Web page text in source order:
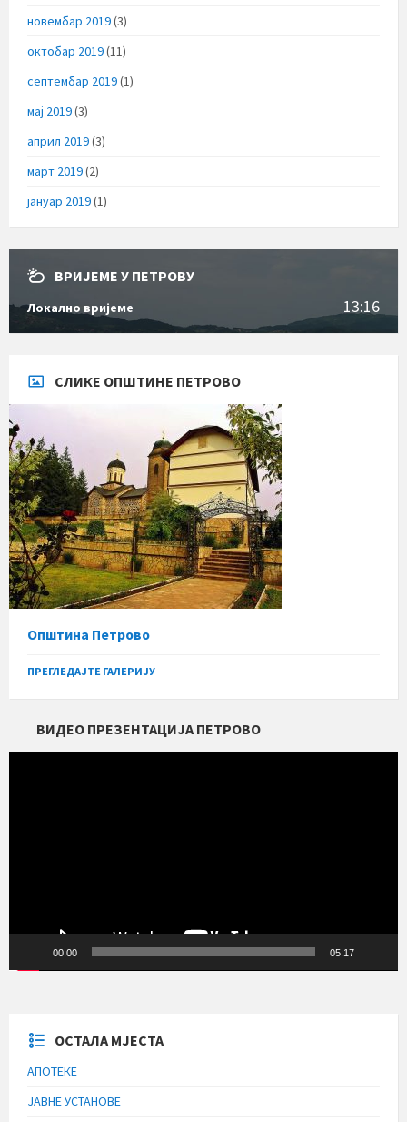
новембар 2019(3)
октобар 2019(11)
септембар 2019(1)
мај 2019(3)
април 2019(3)
март 2019(2)
јануар 2019(1)
ВРИЈЕМЕ У ПЕТРОВУ
Локално вријеме 13:16
СЛИКЕ ОПШТИНЕ ПЕТРОВО
Општина Петрово
ПРЕГЛЕДАЈТЕ ГАЛЕРИЈУ
ВИДЕО ПРЕЗЕНТАЦИЈА ПЕТРОВО
00:00 05:17
ОСТАЛА МЈЕСТА
АПОТЕКЕ
ЈАВНЕ УСТАНОВЕ